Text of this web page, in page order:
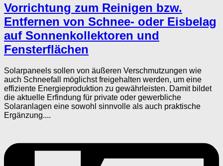
Vorrichtung zum Reinigen bzw.
Entfernen von Schnee- oder Eisbelag
auf Sonnenkollektoren und
Fensterflächen
Solarpaneels sollen von äußeren Verschmutzungen wie
auch Schneefall möglichst freigehalten werden, um eine
effiziente Energieproduktion zu gewährleisten. Damit bildet
die aktuelle Erfindung für private oder gewerbliche
Solaranlagen eine sowohl sinnvolle als auch praktische
Ergänzung....